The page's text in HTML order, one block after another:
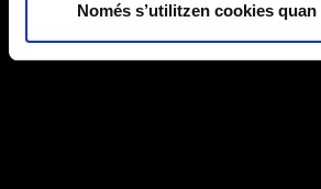
Només s’utilitzen cookies